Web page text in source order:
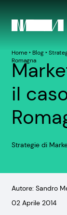
Home‣ Blog‣
Romagna
il
Strategie di
Autore: Sandro
02 Aprile 2014